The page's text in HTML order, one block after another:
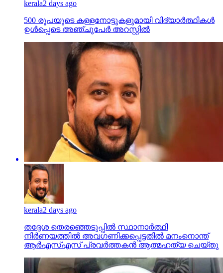
kerala2 days ago
500 രൂപയുടെ കള്ളനോട്ടുകളുമായി വിദ്യാര്‍ത്ഥികള്‍
ഉള്‍പ്പെടെ അഞ്ചുപേര്‍ അറസ്റ്റില്‍
kerala2 days ago
തദ്ദേശ തെരഞ്ഞെടുപ്പില്‍ സ്ഥാനാര്‍ത്ഥി
നിര്‍ണയത്തില്‍ അവഗണിക്കപ്പെട്ടതില്‍ മനംനൊന്ത്
ആര്‍എസ്എസ് പ്രവര്‍ത്തകന്‍ ആത്മഹത്യ ചെയ്തു